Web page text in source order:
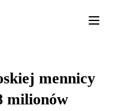
mennicy
milionów